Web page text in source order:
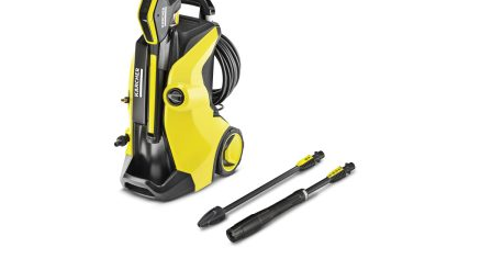
DODAJ U KOŠARICU